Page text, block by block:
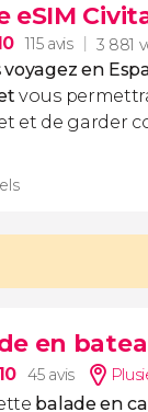
eSIM
115 avis 3 881
voyagez en
vous
et de garder
en
45 avis
balade en